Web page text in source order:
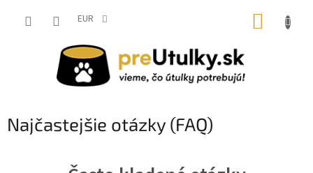
EUR
Najčastejšie otázky (FAQ)